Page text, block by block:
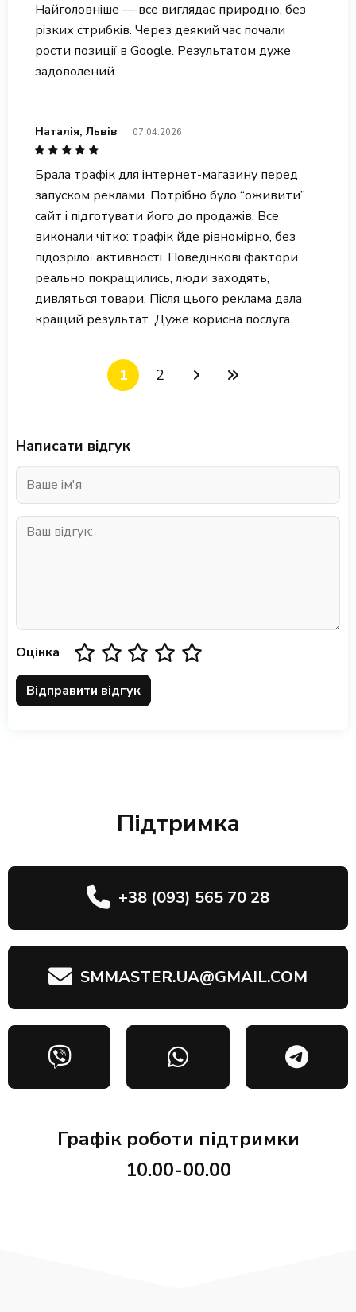
Найголовніше — все виглядає природно, без
різких стрибків. Через деякий час почали
рости позиції в Google. Результатом дуже
задоволений.
Наталія, Львів 07.04.2026
Брала трафік для інтернет-магазину перед
запуском реклами. Потрібно було “оживити”
сайт і підготувати його до продажів. Все
виконали чітко: трафік йде рівномірно, без
підозрілої активності. Поведінкові фактори
реально покращились, люди заходять,
дивляться товари. Після цього реклама дала
кращий результат. Дуже корисна послуга.
1 2
Написати відгук
Оцінка
Відправити відгук
Підтримка
+38 (093) 565 70 28
SMMASTER.UA@GMAIL.COM
Графік роботи підтримки
10.00-00.00